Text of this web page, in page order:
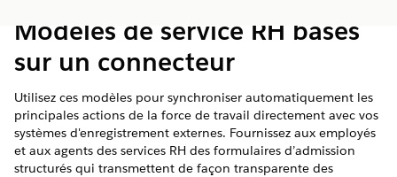
Modèles de service RH basés
sur un connecteur
Utilisez ces modèles pour synchroniser automatiquement les
principales actions de la force de travail directement avec vos
systèmes d'enregistrement externes. Fournissez aux employés
et aux agents des services RH des formulaires d’admission
structurés qui transmettent de façon transparente des